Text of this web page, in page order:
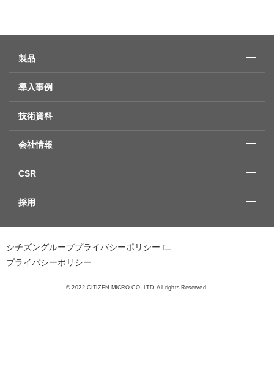
製品
導入事例
技術資料
会社情報
CSR
採用
シチズングループプライバシーポリシー
プライバシーポリシー
© 2022 CITIZEN MICRO CO.,LTD. All rights Reserved.